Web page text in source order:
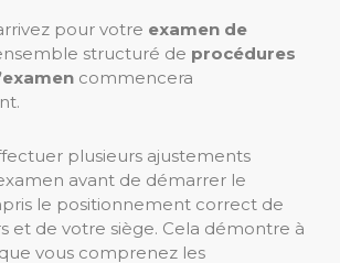
pour votre examen de
structuré de procédures
commencera
plusieurs ajustements
avant de démarrer le
le positionnement correct de
et de votre siège. Cela démontre à
vous comprenez les